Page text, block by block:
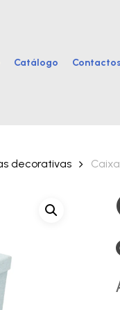
Catálogo Contactos
decorativas